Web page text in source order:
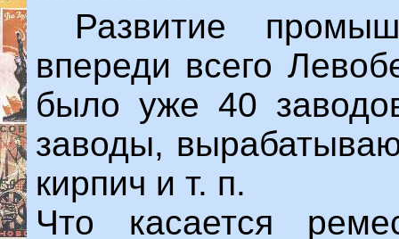
Развитие
впереди всего
было уже 40
заводы,
кирпич и т. п.
Что касается